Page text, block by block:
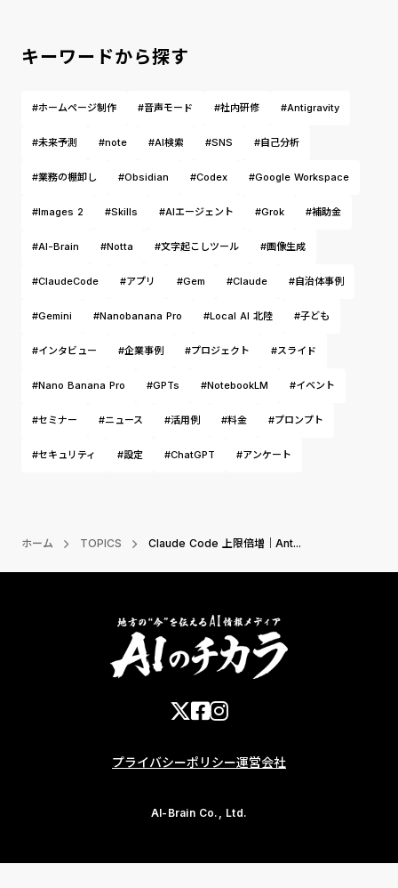
キーワードから探す
#ホームページ制作 #音声モード #社内研修 #Antigravity
#未来予測 #note #AI検索 #SNS #自己分析
#業務の棚卸し #Obsidian #Codex #Google Workspace
#Images 2 #Skills #AIエージェント #Grok #補助金
#AI-Brain #Notta #文字起こしツール #画像生成
#ClaudeCode #アプリ #Gem #Claude #自治体事例
#Gemini #Nanobanana Pro #Local AI 北陸 #子ども
#インタビュー #企業事例 #プロジェクト #スライド
#Nano Banana Pro #GPTs #NotebookLM #イベント
#セミナー #ニュース #活用例 #料金 #プロンプト
#セキュリティ #設定 #ChatGPT #アンケート
ホーム TOPICS Claude Code 上限倍増｜Ant...
プライバシーポリシー運営会社
AI-Brain Co., Ltd.